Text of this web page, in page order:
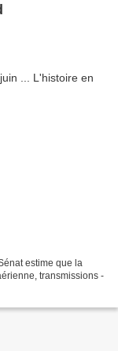
estime que la
transmissions -